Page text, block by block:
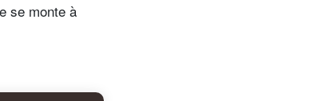
se monte à